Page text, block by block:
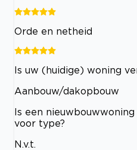
Orde en netheid
Is uw (huidige) woning
Aanbouw/dakopbouw
Is een
voor type?
N.v.t.